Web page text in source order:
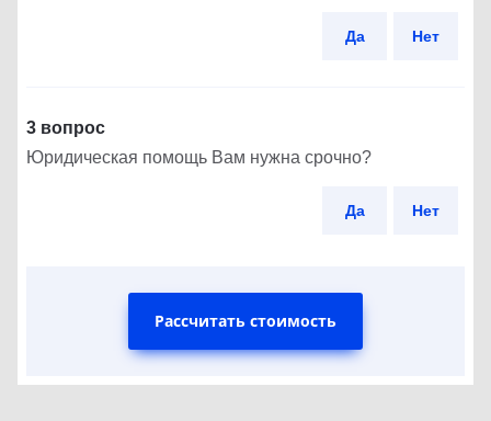
Да Нет
3 вопрос
Юридическая помощь Вам нужна срочно?
Да Нет
Рассчитать стоимость